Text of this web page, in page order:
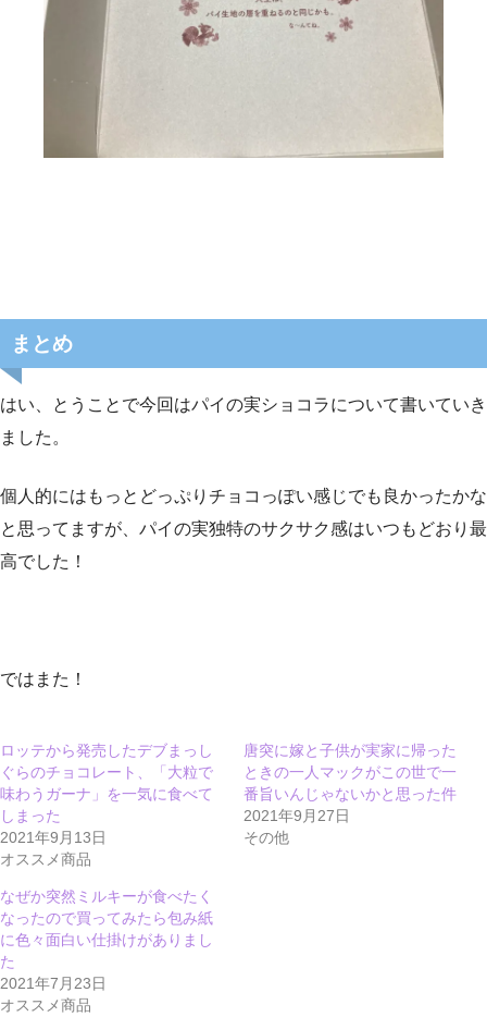
まとめ
はい、とうことで今回はパイの実ショコラについて書いていき
ました。
個人的にはもっとどっぷりチョコっぽい感じでも良かったかな
と思ってますが、パイの実独特のサクサク感はいつもどおり最
高でした！
ではまた！
ロッテから発売したデブまっし
ぐらのチョコレート、「大粒で
味わうガーナ」を一気に食べて
しまった
2021年9月13日
オススメ商品
唐突に嫁と子供が実家に帰った
ときの一人マックがこの世で一
番旨いんじゃないかと思った件
2021年9月27日
その他
なぜか突然ミルキーが食べたく
なったので買ってみたら包み紙
に色々面白い仕掛けがありまし
た
2021年7月23日
オススメ商品